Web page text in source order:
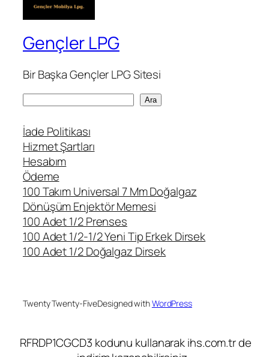
Gençler LPG
Bir Başka Gençler LPG Sitesi
a
Ara
İade Politikası
Hizmet Şartları
Hesabım
Ödeme
100 Takım Universal 7 Mm Doğalgaz
Dönüşüm Enjektör Memesi
100 Adet 1/2 Prenses
100 Adet 1/2-1/2 Yeni Tip Erkek Dirsek
100 Adet 1/2 Doğalgaz Dirsek
Twenty Twenty-FiveDesigned withWordPress
RFRDP1CGCD3 kodunu kullanarak ihs.com.tr de